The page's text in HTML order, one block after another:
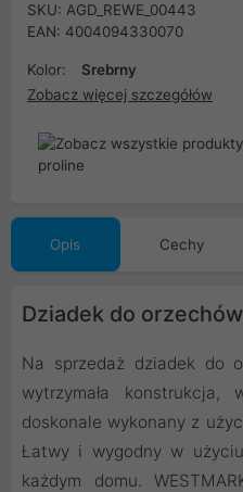
SKU: AGD_REWE_00443
EAN: 4004094330070
Kolor:
Srebrny
Zobacz więcej szczegółów
Opis Cechy
Dziadek do
Na sprzedaż dziadek do
wytrzymała konstrukcja,
doskonale wykonany z
Łatwy i wygodny w
każdym domu.